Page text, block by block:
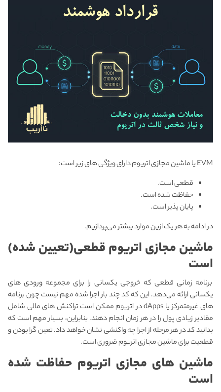
EVM یا ماشین مجازی اتریوم دارای ویژگی های زیر است:
قطعی است.
حفاظت شده است.
پایان پذیر است.
در ادامه به هر یک ازین موارد بیشتر می‌پردازیم.
ماشین مجازی اتریومقطعی(تعیین شده)
است
برنامه زمانی قطعی که خروجی یکسانی را برای مجموعه ورودی های
یکسانی ارائه می‌دهد. این که کد چند بار اجرا شده مهم نیست چون برنامه
های غیرمتمرکز یا dApps در اتریوم ممکن است تراکنش های مالی شامل
مقادیر زیادی پول را در هر زمان انجام دهند. بنابراین، بسیار مهم است که
بدانید کد در هر مرحله از اجرا چه واکنشی نشان خواهد داد. تعین گرا بودن و
قطعیت برای ماشین مجازی اتریوم ضروری است.
ماشین های مجازی اتریوم حفاظت شده
است